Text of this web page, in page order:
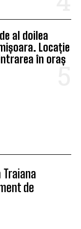
al doilea
Locație
în oraș
de